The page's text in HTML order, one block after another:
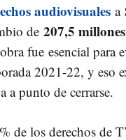
audiovisuales a
de 207,5
fue esencial para
2021-22, y eso
a punto de cerrarse.
de los derechos de